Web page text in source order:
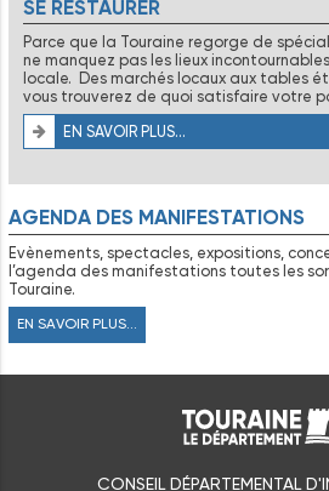
SE RESTAURER
Parce que la Touraine regorge de
ne manquez pas les lieux
locale. Des marchés locaux aux tables
vous trouverez de quoi satisfaire votre
EN SAVOIR PLUS...
AGENDA DES MANIFESTATIONS
Evènements, spectacles, expositions,
l’agenda des manifestations toutes les
Touraine.
EN SAVOIR PLUS...
CONSEIL DÉPARTEMENTAL